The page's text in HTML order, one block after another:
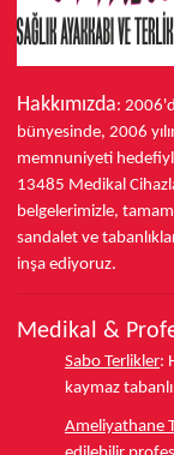
Hakkımızda:
bünyesinde, 2006
memnuniyeti
13485 Medikal
belgelerimizle,
sandalet ve
inşa ediyoruz.
Medikal &
Sabo Terlikler:
kaymaz
Ameliyathane